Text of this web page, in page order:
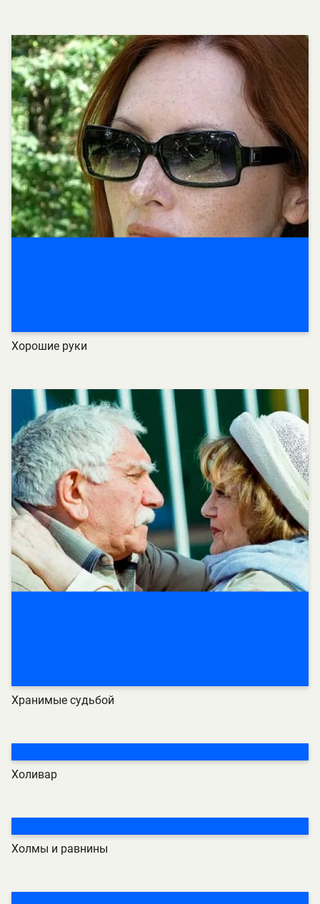
Хорошие руки
Хранимые судьбой
Холивар
Холмы и равнины